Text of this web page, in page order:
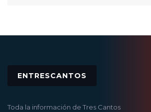
ENTRESCANTOS
Toda la información de Tres Cantos